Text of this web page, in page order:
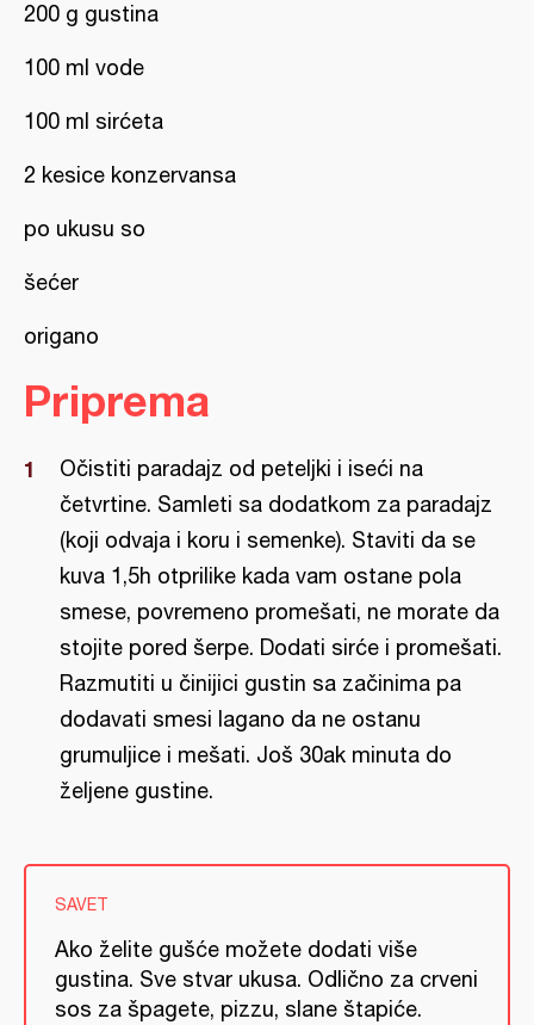
200 g gustina
100 ml vode
100 ml sirćeta
2 kesice konzervansa
po ukusu so
šećer
origano
Priprema
Očistiti paradajz od peteljki i iseći na
četvrtine. Samleti sa dodatkom za paradajz
(koji odvaja i koru i semenke). Staviti da se
kuva 1,5h otprilike kada vam ostane pola
smese, povremeno promešati, ne morate da
stojite pored šerpe. Dodati sirće i promešati.
Razmutiti u činijici gustin sa začinima pa
dodavati smesi lagano da ne ostanu
grumuljice i mešati. Još 30ak minuta do
željene gustine.
SAVET
Ako želite gušće možete dodati više
gustina. Sve stvar ukusa. Odlično za crveni
sos za špagete, pizzu, slane štapiće.